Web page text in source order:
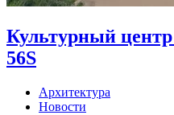
Культурный
56S
Архитектура
Новости